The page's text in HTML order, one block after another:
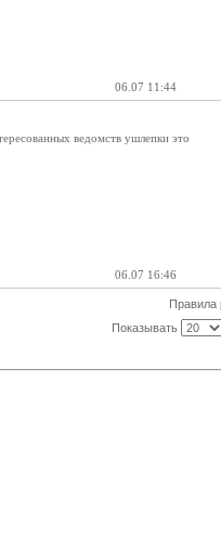
06.07 11:44
ведомств ушлепки это
06.07 16:46
Правила
Показывать